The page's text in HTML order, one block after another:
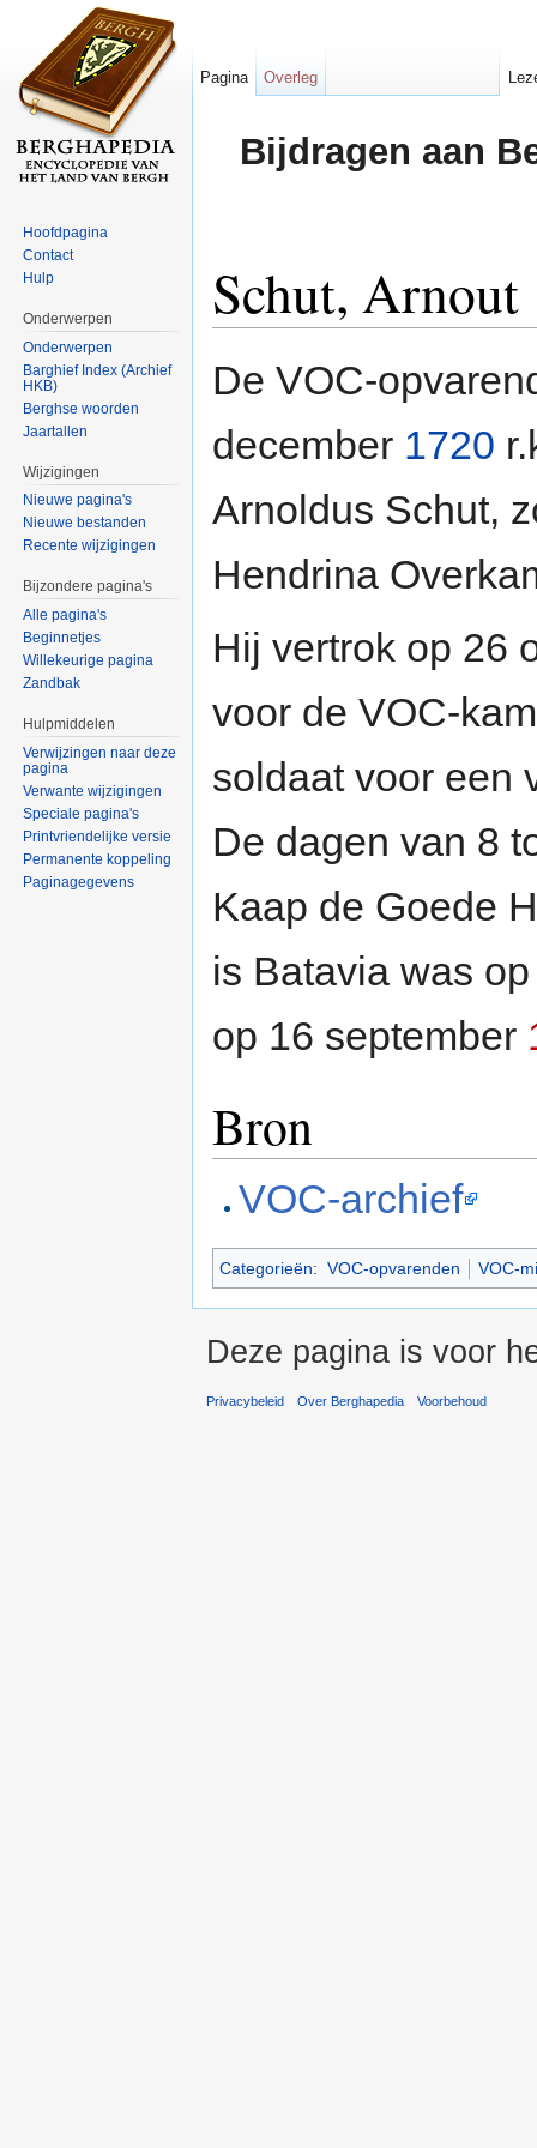
Bijdragen aan
Schut, Arnout
De VOC-
december 1720
Arnoldus Schut,
Hendrina
Hij vertrok op 26
voor de VOC-
soldaat voor een
De dagen van 8
Kaap de Goede
is Batavia was
op 16 september
Bron
VOC-archief
Categorieën: VOC-opvarenden VOC-
Pagina Overleg
Hoofdpagina
Contact
Hulp
Onderwerpen
Onderwerpen
Barghief Index (Archief
HKB)
Berghse woorden
Jaartallen
Wijzigingen
Nieuwe pagina's
Nieuwe bestanden
Recente wijzigingen
Bijzondere pagina's
Alle pagina's
Beginnetjes
Willekeurige pagina
Zandbak
Hulpmiddelen
Verwijzingen naar deze
pagina
Verwante wijzigingen
Speciale pagina's
Printvriendelijke versie
Permanente koppeling
Paginagegevens
Deze pagina is voor
Privacybeleid Over Berghapedia Voorbehoud